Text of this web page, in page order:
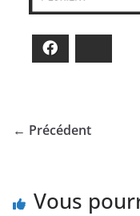
← Précédent
Vous